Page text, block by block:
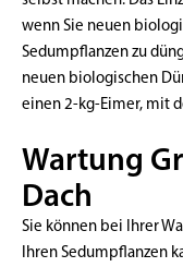
wenn Sie neuen
Sedumpflanzen zu
neuen biologischen
einen 2-kg-Eimer, mit
Wartung
Dach
Sie können bei Ihrer
Ihren Sedumpflanzen